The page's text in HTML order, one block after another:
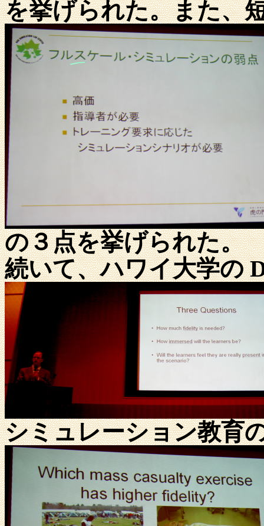
を挙げられた。また、
の３点を挙げられた。
続いて、ハワイ大学の
シミュレーション教育